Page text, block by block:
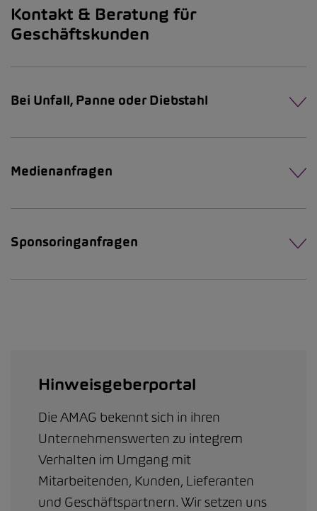
Kontakt & Beratung für
Geschäftskunden
Bei Unfall, Panne oder Diebstahl
Medienanfragen
Sponsoringanfragen
Hinweisgeberportal
Die AMAG bekennt sich in ihren
Unternehmenswerten zu integrem
Verhalten im Umgang mit
Mitarbeitenden, Kunden, Lieferanten
und Geschäftspartnern. Wir setzen uns